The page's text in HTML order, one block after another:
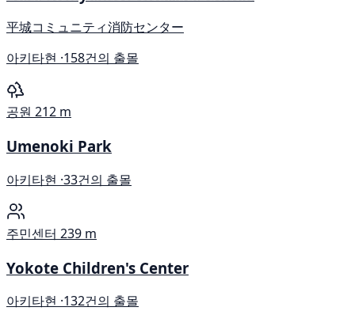
平城コミュニティ消防センター
아키타현 ·158건의 출몰
공원 212 m
Umenoki Park
아키타현 ·33건의 출몰
주민센터 239 m
Yokote Children's Center
아키타현 ·132건의 출몰